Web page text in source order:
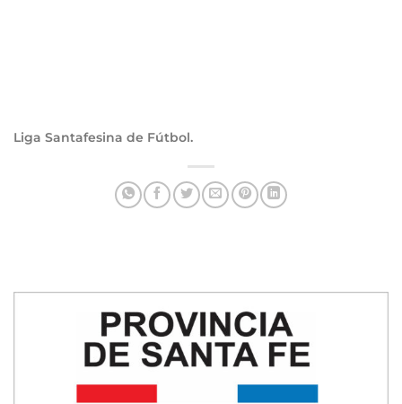
Liga Santafesina de Fútbol.